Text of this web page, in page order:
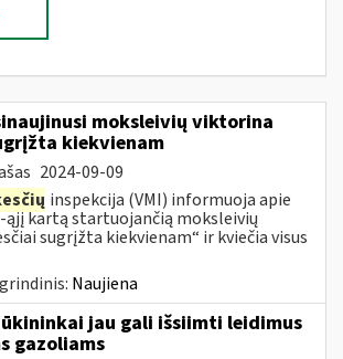
moksleivių viktorina
kiekvienam
2024-09-09
inspekcija (VMI) informuoja apie
ąjį kartą startuojančią moksleivių
sugrįžta kiekvienam“ ir kviečia visus
Naujiena
ūkininkai jau gali išsiimti leidimus
gazoliams